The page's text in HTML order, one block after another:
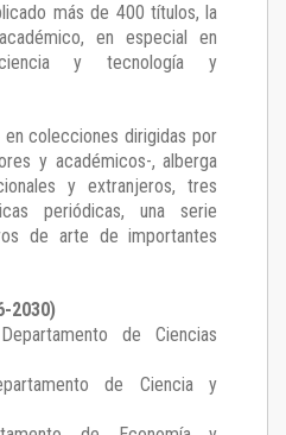
más de 400 títulos, la
en especial en
y tecnología y
colecciones dirigidas por
y académicos-, alberga
y extranjeros, tres
periódicas, una serie
de arte de importantes
2030)
de Ciencias
de Ciencia y